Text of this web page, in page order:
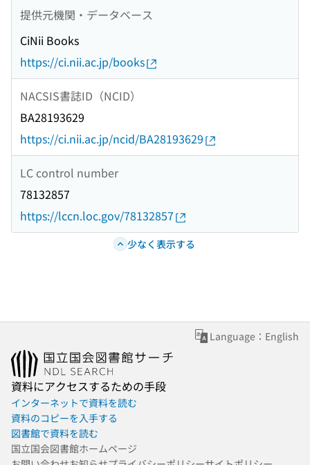
提供元機関・データベース
CiNii Books
https://ci.nii.ac.jp/books
NACSIS書誌ID（NCID）
BA28193629
https://ci.nii.ac.jp/ncid/BA28193629
LC control number
78132857
https://lccn.loc.gov/78132857
少なく表示する
Language：English
資料にアクセスするための手段
インターネットで資料を読む
資料のコピーを入手する
図書館で資料を読む
国立国会図書館ホームページ